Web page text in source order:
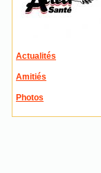
Actualités
Amitiés
Photos